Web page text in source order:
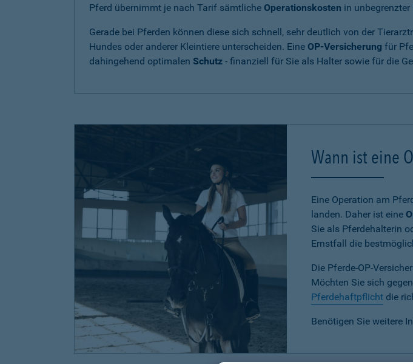
Pferd übernimmt je nach Tarif sämtliche Operationskosten in unbegrenzter
Gerade bei Pferden können diese sich schnell, sehr deutlich von der
Hundes oder anderer Kleintiere unterscheiden. Eine OP-Versicherung für
dahingehend optimalen Schutz - finanziell für Sie als Halter sowie für die
Wann ist eine
Eine Operation am
landen. Daher ist eine
Sie als Pferdehalterin
Ernstfall die
Die Pferde-OP-
Möchten Sie sich
Pferdehaftpflicht die
Benötigen Sie weitere